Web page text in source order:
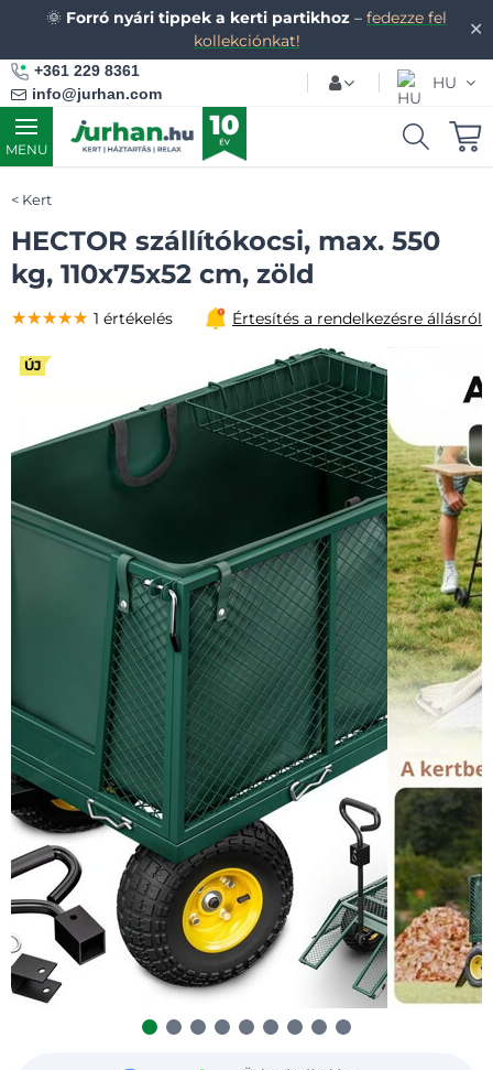
✕
🌞 Forró nyári tippek a kerti partikhoz – fedezze fel
kollekciónkat!
+361 229 8361
info@jurhan.com
HU
MENU
Kert
HECTOR szállítókocsi, max. 550
kg, 110x75x52 cm, zöld
ÚJ
★★★★★
★★★★★
★★★★★ 1 értékelés Értesítés a rendelkezésre állásról